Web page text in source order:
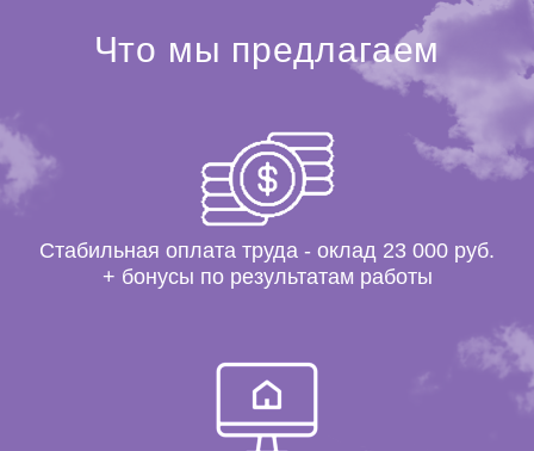
Что мы предлагаем
Стабильная оплата труда - оклад 23 000 руб.
+ бонусы по результатам работы